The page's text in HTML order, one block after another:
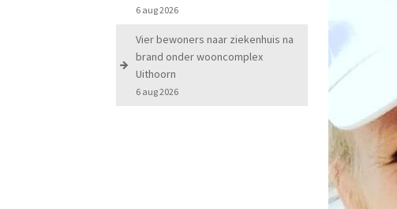
6 aug 2026
Vier bewoners naar ziekenhuis na
brand onder wooncomplex
Uithoorn
6 aug 2026